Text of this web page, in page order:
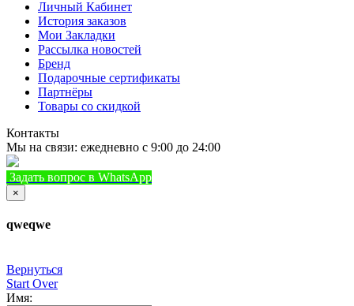
Личный Кабинет
История заказов
Мои Закладки
Рассылка новостей
Бренд
Подарочные сертификаты
Партнёры
Товары со скидкой
Контакты
Мы на связи: ежедневно с 9:00 до 24:00
Задать вопрос в WhatsApp
×
qweqwe
Вернуться
Start Over
Имя: